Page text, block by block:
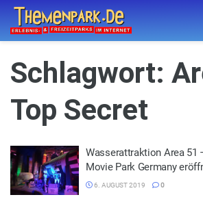
Schlagwort:
Top Secret
Wasserattraktion Area 51
Movie Park Germany
6. AUGUST 2019 0